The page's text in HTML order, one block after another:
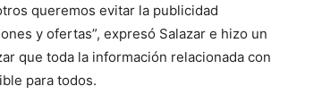
queremos evitar la publicidad
y ofertas”, expresó Salazar e hizo un
que toda la información relacionada con
para todos.